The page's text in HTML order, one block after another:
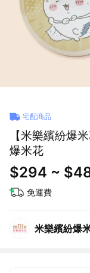
宅配商品
【米樂繽紛爆
爆米花
$294 ~
免運費
米樂繽紛爆